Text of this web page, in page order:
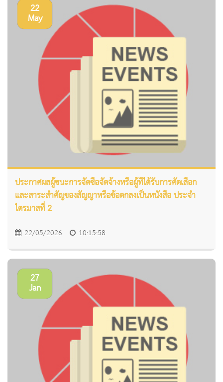
22
May
ประกาศผลผู้ชนะการจัดซื้อจัดจ้างหรือผู้ที่ได้รับการคัดเลือก
และสาระสำคัญของสัญญาหรือข้อตกลงเป็นหนังสือ ประจำ
ไตรมาสที่ 2
22/05/2026 10:15:58
27
Jan